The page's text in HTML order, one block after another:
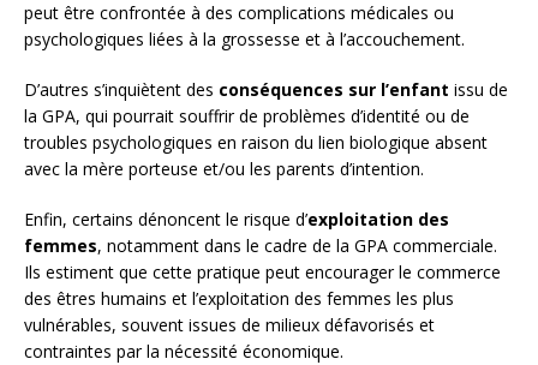
peut être confrontée à des complications médicales ou
psychologiques liées à la grossesse et à l’accouchement.
D’autres s’inquiètent des conséquences sur l’enfant issu de
la GPA, qui pourrait souffrir de problèmes d’identité ou de
troubles psychologiques en raison du lien biologique absent
avec la mère porteuse et/ou les parents d’intention.
Enfin, certains dénoncent le risque d’exploitation des
femmes, notamment dans le cadre de la GPA commerciale.
Ils estiment que cette pratique peut encourager le commerce
des êtres humains et l’exploitation des femmes les plus
vulnérables, souvent issues de milieux défavorisés et
contraintes par la nécessité économique.